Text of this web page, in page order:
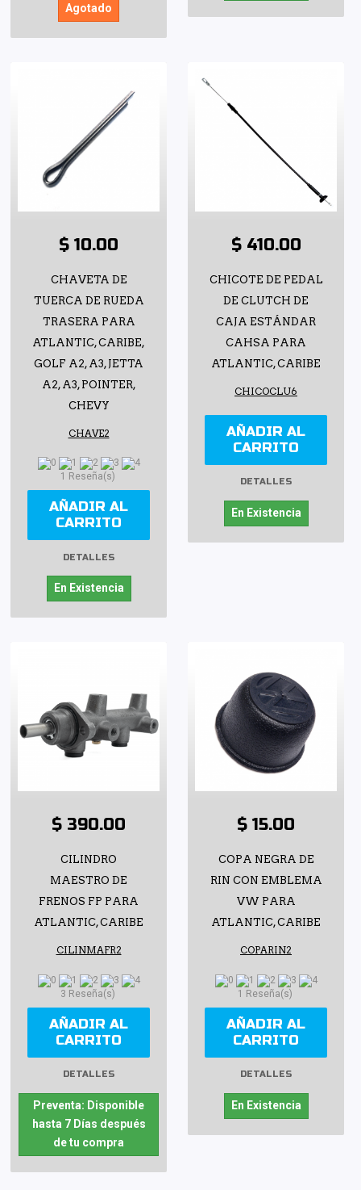
Agotado
$ 10.00
CHAVETA DE
TUERCA DE RUEDA
TRASERA PARA
ATLANTIC, CARIBE,
GOLF A2, A3, JETTA
A2, A3, POINTER,
CHEVY
CHAVE2
1 Reseña(s)
AÑADIR AL
CARRITO
DETALLES
En Existencia
$ 410.00
CHICOTE DE PEDAL
DE CLUTCH DE
CAJA ESTÁNDAR
CAHSA PARA
ATLANTIC, CARIBE
CHICOCLU6
AÑADIR AL
CARRITO
DETALLES
En Existencia
$ 390.00
CILINDRO
MAESTRO DE
FRENOS FP PARA
ATLANTIC, CARIBE
CILINMAFR2
3 Reseña(s)
AÑADIR AL
CARRITO
DETALLES
Preventa: Disponible
hasta 7 Días después
de tu compra
$ 15.00
COPA NEGRA DE
RIN CON EMBLEMA
VW PARA
ATLANTIC, CARIBE
COPARIN2
1 Reseña(s)
AÑADIR AL
CARRITO
DETALLES
En Existencia